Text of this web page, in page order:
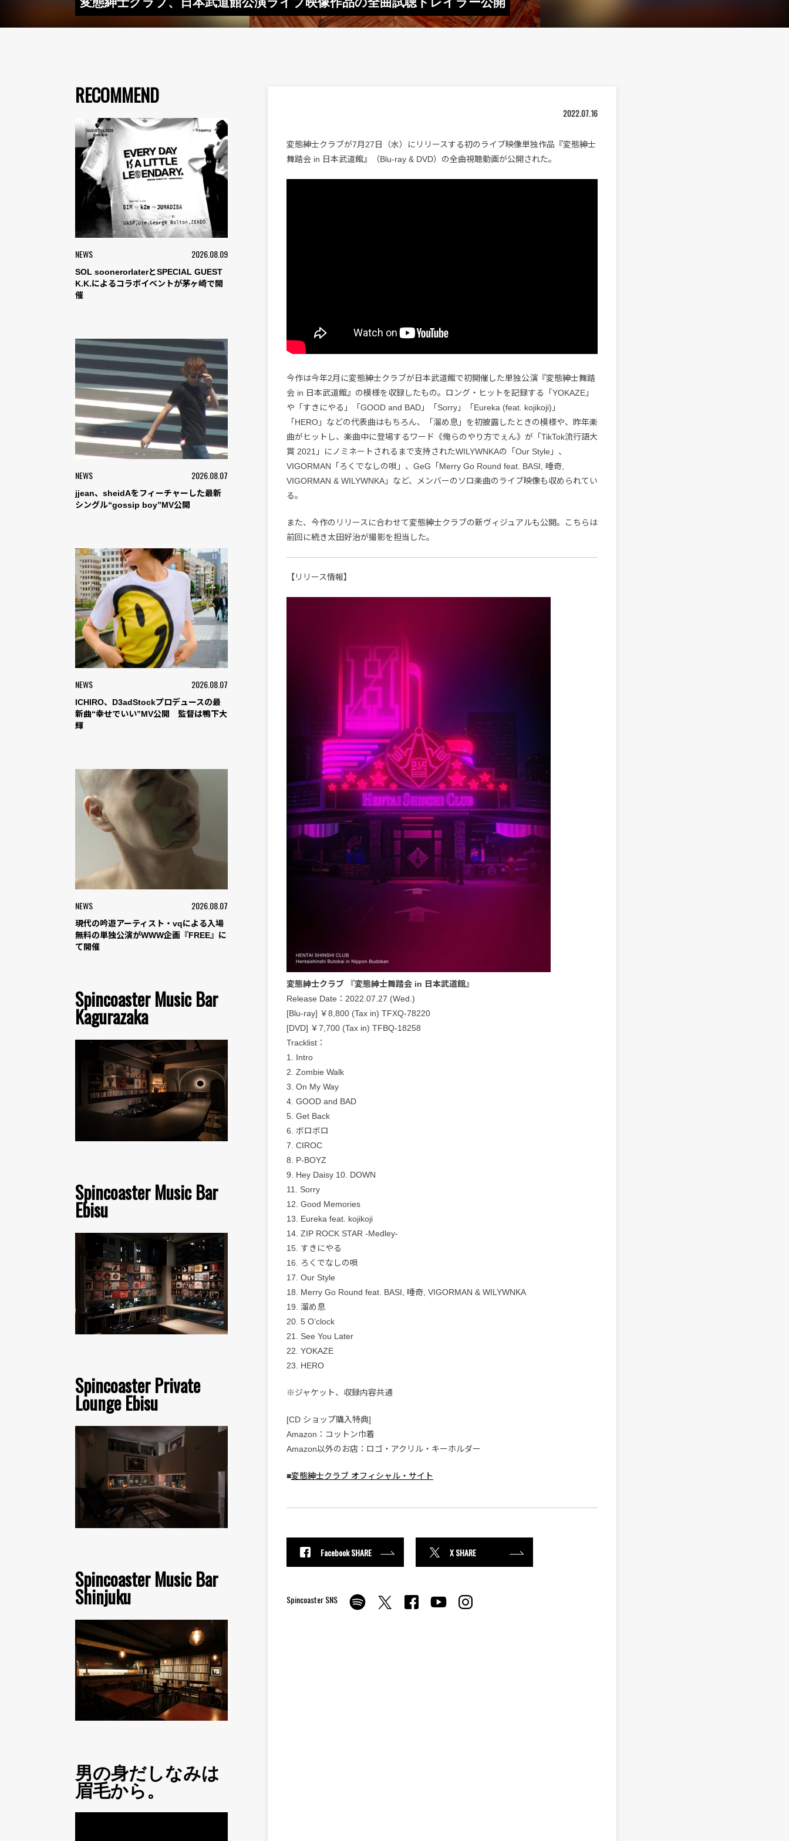
RECOMMEND
NEWS 2026.08.09
SOL soonerorlaterとSPECIAL GUEST
K.K.によるコラボイベントが茅ヶ崎で開
催
NEWS 2026.08.07
jjean、sheidAをフィーチャーした最新
シングル“gossip boy”MV公開
NEWS 2026.08.07
ICHIRO、D3adStockプロデュースの最
新曲“幸せでいい”MV公開 監督は鴨下大
輝
NEWS 2026.08.07
現代の吟遊アーティスト・vqによる入場
無料の単独公演がWWW企画『FREE』に
て開催
Spincoaster Music Bar
Kagurazaka
Spincoaster Music Bar
Ebisu
Spincoaster Private
Lounge Ebisu
Spincoaster Music Bar
Shinjuku
男の身だしなみは
眉毛から。
2022.07.16
変態紳士クラブが7月27日（水）にリリースする初のライブ映像単独作品『変態紳士
舞踏会 in 日本武道館』（Blu-ray & DVD）の全曲視聴動画が公開された。
今作は今年2月に変態紳士クラブが日本武道館で初開催した単独公演『変態紳士舞踏
会 in 日本武道館』の模様を収録したもの。ロング・ヒットを記録する「YOKAZE」
や「すきにやる」「GOOD and BAD」「Sorry」「Eureka (feat. kojikoji)」
「HERO」などの代表曲はもちろん、「溜め息」を初披露したときの模様や、昨年楽
曲がヒットし、楽曲中に登場するワード《俺らのやり方でぇん》が「TikTok流行語大
賞 2021」にノミネートされるまで支持されたWILYWNKAの「Our Style」、
VIGORMAN「ろくでなしの唄」、GeG「Merry Go Round feat. BASI, 唾奇,
VIGORMAN & WILYWNKA」など、メンバーのソロ楽曲のライブ映像も収められてい
る。
また、今作のリリースに合わせて変態紳士クラブの新ヴィジュアルも公開。こちらは
前回に続き太田好治が撮影を担当した。
【リリース情報】
変態紳士クラブ 『変態紳士舞踏会 in 日本武道館』
Release Date：2022.07.27 (Wed.)
[Blu-ray] ￥8,800 (Tax in) TFXQ-78220
[DVD] ￥7,700 (Tax in) TFBQ-18258
Tracklist：
1. Intro
2. Zombie Walk
3. On My Way
4. GOOD and BAD
5. Get Back
6. ボロボロ
7. CIROC
8. P-BOYZ
9. Hey Daisy 10. DOWN
11. Sorry
12. Good Memories
13. Eureka feat. kojikoji
14. ZIP ROCK STAR -Medley-
15. すきにやる
16. ろくでなしの唄
17. Our Style
18. Merry Go Round feat. BASI, 唾奇, VIGORMAN & WILYWNKA
19. 溜め息
20. 5 O’clock
21. See You Later
22. YOKAZE
23. HERO
※ジャケット、収録内容共通
[CD ショップ購入特典]
Amazon：コットン巾着
Amazon以外のお店：ロゴ・アクリル・キーホルダー
■変態紳士クラブ オフィシャル・サイト
Facebook SHARE X SHARE
Spincoaster SNS